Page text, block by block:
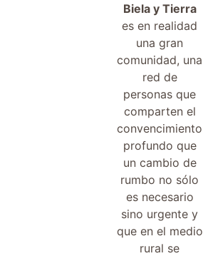
Biela y Tierra
es en realidad
una gran
comunidad, una
red de
personas que
comparten el
convencimiento
profundo que
un cambio de
rumbo no sólo
es necesario
sino urgente y
que en el medio
rural se